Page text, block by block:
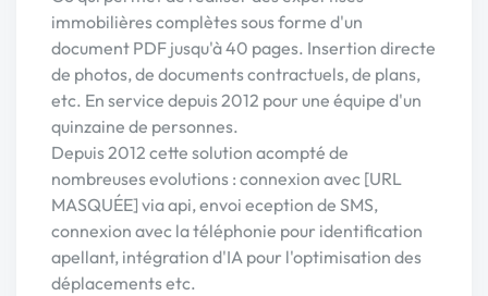
immobilières complètes sous forme d'un
document PDF jusqu'à 40 pages. Insertion directe
de photos, de documents contractuels, de plans,
etc. En service depuis 2012 pour une équipe d'un
quinzaine de personnes.
Depuis 2012 cette solution acompté de
nombreuses evolutions : connexion avec [URL
MASQUÉE] via api, envoi eception de SMS,
connexion avec la téléphonie pour identification
apellant, intégration d'IA pour l'optimisation des
déplacements etc.